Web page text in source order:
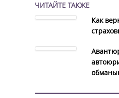
ЧИТАЙТЕ ТАКЖЕ
Как